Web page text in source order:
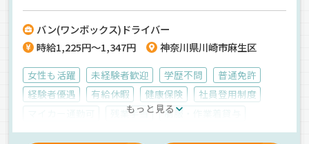
バン(ワンボックス)ドライバー
時給1,225円～1,347円
神奈川県川崎市麻生区
女性も活躍 未経験者歓迎 学歴不問
普通免許
経験者優遇
有給休暇 健康保険
社員登用制度
残業手当
制服・作業着貸与
雇用保険
交通費支給 昇給 労災保険
厚生年金
もっと見る